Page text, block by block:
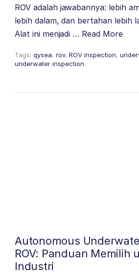
ROV adalah jawabannya: lebih
lebih dalam, dan bertahan lebih
Alat ini menjadi … Read More
Tags: qysea, rov, ROV inspection,
underwater inspection
Autonomous
ROV: Panduan Memilih
Industri